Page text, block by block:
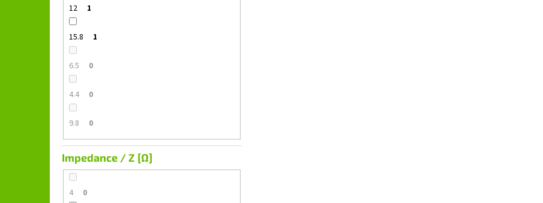
12 1
15.8 1
6.5 0
4.4 0
9.8 0
Impedance / Z [Ω]
4 0